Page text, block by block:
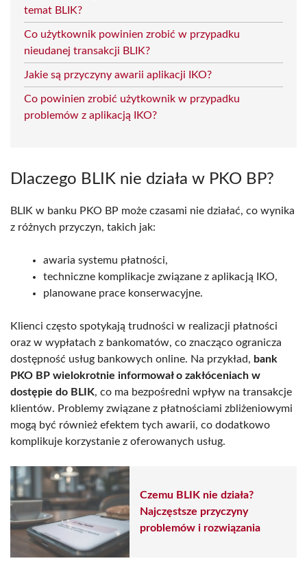
temat BLIK?
Co użytkownik powinien zrobić w przypadku
nieudanej transakcji BLIK?
Jakie są przyczyny awarii aplikacji IKO?
Co powinien zrobić użytkownik w przypadku
problemów z aplikacją IKO?
Dlaczego BLIK nie działa w PKO BP?
BLIK w banku PKO BP może czasami nie działać, co wynika
z różnych przyczyn, takich jak:
awaria systemu płatności,
techniczne komplikacje związane z aplikacją IKO,
planowane prace konserwacyjne.
Klienci często spotykają trudności w realizacji płatności
oraz w wypłatach z bankomatów, co znacząco ogranicza
dostępność usług bankowych online. Na przykład, bank
PKO BP wielokrotnie informował o zakłóceniach w
dostępie do BLIK, co ma bezpośredni wpływ na transakcje
klientów. Problemy związane z płatnościami zbliżeniowymi
mogą być również efektem tych awarii, co dodatkowo
komplikuje korzystanie z oferowanych usług.
Czemu BLIK nie działa?
Najczęstsze przyczyny
problemów i rozwiązania